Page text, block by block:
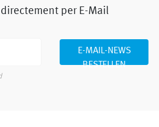
per E-Mail
E-MAIL-NEWS
BESTELLEN